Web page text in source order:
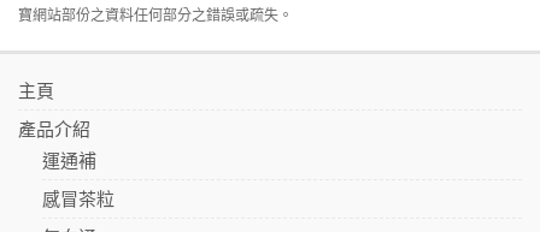
寶網站部份之資料任何部分之錯誤或疏失。
主頁
產品介紹
運通補
感冒茶粒